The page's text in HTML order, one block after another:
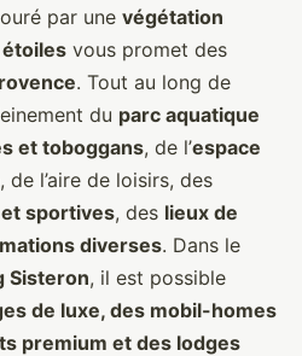
par une végétation
vous promet des
. Tout au long de
du parc aquatique
et toboggans, de l’espace
de l’aire de loisirs, des
sportives, des lieux de
diverses. Dans le
Sisteron, il est possible
de luxe, des mobil-homes
premium et des lodges